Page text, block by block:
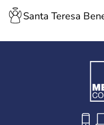
Santa Teresa